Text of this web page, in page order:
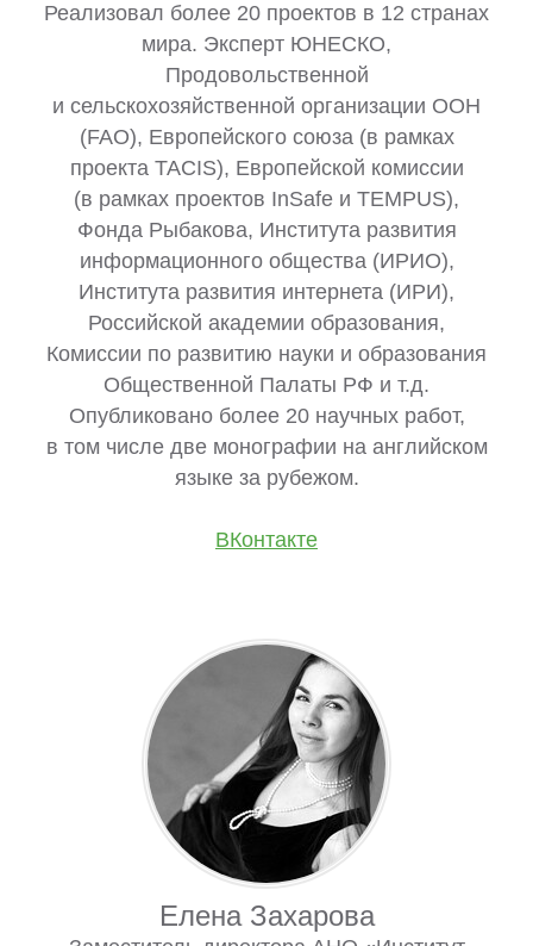
Реализовал более 20 проектов в 12 странах
мира. Эксперт ЮНЕСКО,
Продовольственной
и сельскохозяйственной организации ООН
(FAO), Европейского союза (в рамках
проекта TACIS), Европейской комиссии
(в рамках проектов InSafe и TEMPUS),
Фонда Рыбакова, Института развития
информационного общества (ИРИО),
Института развития интернета (ИРИ),
Российской академии образования,
Комиссии по развитию науки и образования
Общественной Палаты РФ и т.д.
Опубликовано более 20 научных работ,
в том числе две монографии на английском
языке за рубежом.
ВКонтакте
Елена Захарова